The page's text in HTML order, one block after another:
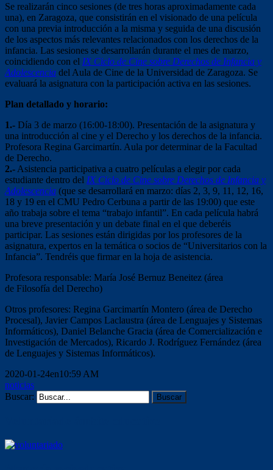
Se realizarán cinco sesiones (de tres horas aproximadamente cada
una), en Zaragoza, que consistirán en el visionado de una película
con una previa introducción a la misma y seguida de una discusión
de los aspectos más relevantes relacionados con los derechos de la
infancia. Las sesiones se desarrollarán durante el mes de marzo,
coincidiendo con el IX Ciclo de Cine sobre Derechos de Infancia y
Adolescencia del Aula de Cine de la Universidad de Zaragoza. Se
evaluará la asignatura con la participación activa en las sesiones.
Plan detallado y horario:
1.- Día 3 de marzo (16:00-18:00). Presentación de la asignatura y
una introducción al cine y el Derecho y los derechos de la infancia.
Profesora Regina Garcimartín. Aula por determinar de la Facultad
de Derecho.
2.- Asistencia participativa a cuatro películas a elegir por cada
estudiante dentro del IX Ciclo de Cine sobre Derechos de Infancia y
Adolescencia (que se desarrollará en marzo: días 2, 3, 9, 11, 12, 16,
18 y 19 en el CMU Pedro Cerbuna a partir de las 19:00) que este
año trabaja sobre el tema “trabajo infantil”. En cada película habrá
una breve presentación y un debate final en el que deberéis
participar. Las sesiones están dirigidas por los profesores de la
asignatura, expertos en la temática o socios de “Universitarios con la
Infancia”. Tendréis que firmar en la hoja de asistencia.
Profesora responsable: María José Bernuz Beneitez (área
de Filosofía del Derecho)
Otros profesores: Regina Garcimartín Montero (área de Derecho
Procesal), Javier Campos Laclaustra (área de Lenguajes y Sistemas
Informáticos), Daniel Belanche Gracia (área de Comercialización e
Investigación de Mercados), Ricardo J. Rodríguez Fernández (área
de Lenguajes y Sistemas Informáticos).
2020-01-24en10:59 AM
noticias
Buscar: